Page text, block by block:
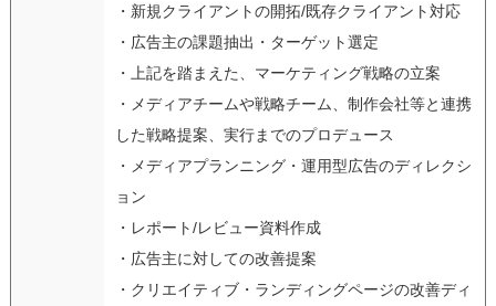
・新規クライアントの開拓/既存クライアント対応
・広告主の課題抽出・ターゲット選定
・上記を踏まえた、マーケティング戦略の立案
・メディアチームや戦略チーム、制作会社等と連携
した戦略提案、実行までのプロデュース
・メディアプランニング・運用型広告のディレクシ
ョン
・レポート/レビュー資料作成
・広告主に対しての改善提案
・クリエイティブ・ランディングページの改善ディ